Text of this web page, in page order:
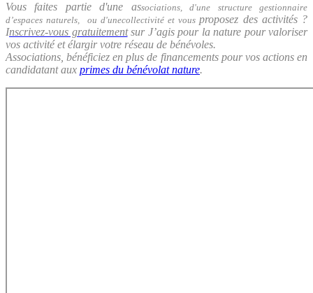
Vous faites partie d'une associations, d'une structure gestionnaire
d’espaces naturels, ou d'unecollectivité et vousproposez des activités ?
Inscrivez-vous gratuitementsur J’agis pour la nature pour valoriser
vos activité et élargir votre réseau de bénévoles.
Associations, bénéficiez en plus de financements pour vos actions en
candidatant aux primes du bénévolat nature.